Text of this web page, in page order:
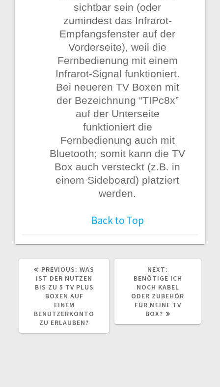
sichtbar sein (oder
zumindest das Infrarot-
Empfangsfenster auf der
Vorderseite), weil die
Fernbedienung mit einem
Infrarot-Signal funktioniert.
Bei neueren TV Boxen mit
der Bezeichnung “TIPc8x”
auf der Unterseite
funktioniert die
Fernbedienung auch mit
Bluetooth; somit kann die TV
Box auch versteckt (z.B. in
einem Sideboard) platziert
werden.
Back to Top
PREVIOUS: PREVIOUS
POST:
WAS
IST DER NUTZEN
BIS ZU 5 TV PLUS
BOXEN AUF
EINEM
BENUTZERKONTO
ZU ERLAUBEN?
NEXT:
POST:
BENÖTIGE ICH
NOCH KABEL
ODER ZUBEHÖR
FÜR MEINE TV
BOX?